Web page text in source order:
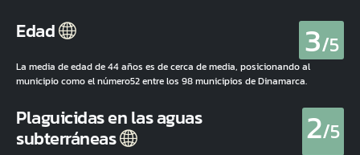
Edad 3/5
La media de edad de 44 años es de cerca de media, posicionando al
municipio como el número52 entre los 98 municipios de Dinamarca.
Plaguicidas en las aguas
subterráneas 2/5